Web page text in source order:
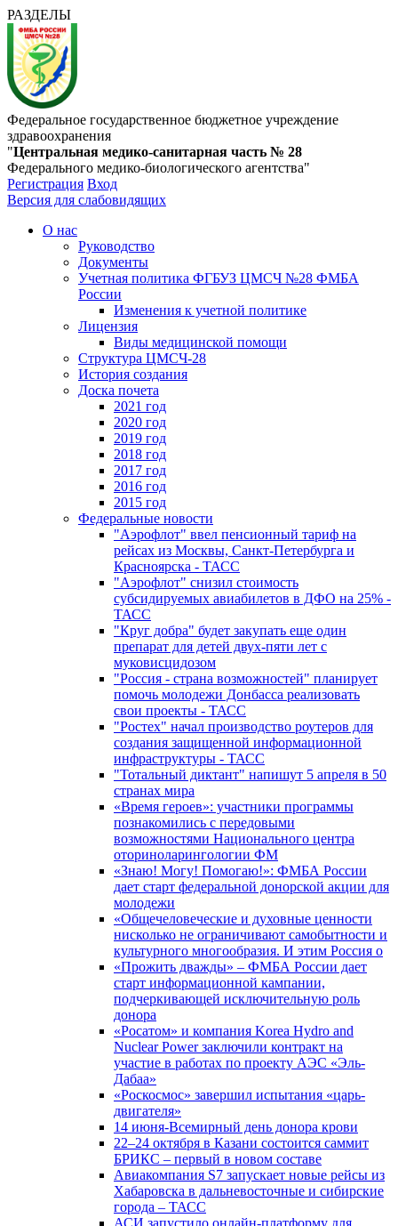
РАЗДЕЛЫ
Федеральное государственное бюджетное учреждение
здравоохранения
"Центральная медико-санитарная часть № 28
Федерального медико-биологического агентства"
Регистрация Вход
Версия для слабовидящих
О нас
Руководство
Документы
Учетная политика ФГБУЗ ЦМСЧ №28 ФМБА
России
Изменения к учетной политике
Лицензия
Виды медицинской помощи
Структура ЦМСЧ-28
История создания
Доска почета
2021 год
2020 год
2019 год
2018 год
2017 год
2016 год
2015 год
Федеральные новости
"Аэрофлот" ввел пенсионный тариф на
рейсах из Москвы, Санкт-Петербурга и
Красноярска - ТАСС
"Аэрофлот" снизил стоимость
субсидируемых авиабилетов в ДФО на 25% -
ТАСС
"Круг добра" будет закупать еще один
препарат для детей двух-пяти лет с
муковисцидозом
"Россия - страна возможностей" планирует
помочь молодежи Донбасса реализовать
свои проекты - ТАСС
"Ростех" начал производство роутеров для
создания защищенной информационной
инфраструктуры - ТАСС
"Тотальный диктант" напишут 5 апреля в 50
странах мира
«Время героев»: участники программы
познакомились с передовыми
возможностями Национального центра
оториноларингологии ФМ
«Знаю! Могу! Помогаю!»: ФМБА России
дает старт федеральной донорской акции для
молодежи
«Общечеловеческие и духовные ценности
нисколько не ограничивают самобытности и
культурного многообразия. И этим Россия о
«Прожить дважды» – ФМБА России дает
старт информационной кампании,
подчеркивающей исключительную роль
донора
«Росатом» и компания Korea Hydro and
Nuclear Power заключили контракт на
участие в работах по проекту АЭС «Эль-
Дабаа»
«Роскосмос» завершил испытания «царь-
двигателя»
14 июня-Всемирный день донора крови
22–24 октября в Казани состоится саммит
БРИКС – первый в новом составе
Авиакомпания S7 запускает новые рейсы из
Хабаровска в дальневосточные и сибирские
города – ТАСС
АСИ запустило онлайн-платформу для